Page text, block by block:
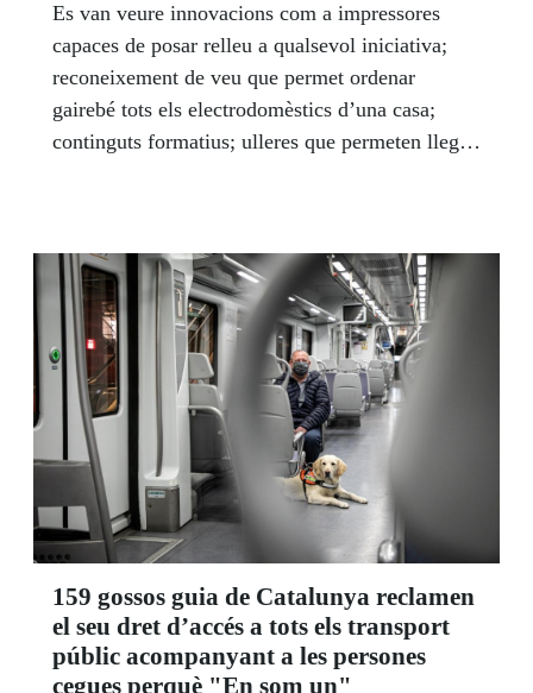
Es van veure innovacions com a impressores
capaces de posar relleu a qualsevol iniciativa;
reconeixement de veu que permet ordenar
gairebé tots els electrodomèstics d’una casa;
continguts formatius; ulleres que permeten llegir;
capdavanters. Altres zones d'èxit en edicions
anteriors, com l'App Space o els estands centrals
del Grup Social ONCE, també es van poder
visitar i tastar, amb nous dissenys i productes.
159 gossos guia de Catalunya reclamen
el seu dret d’accés a tots els transport
públic acompanyant a les persones
cegues perquè "En som un"